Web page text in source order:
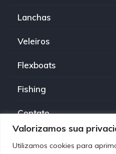
Valorizamos sua
Utilizamos cookies para
Lanchas
Veleiros
Flexboats
Fishing
Contato
Política de Privacidade